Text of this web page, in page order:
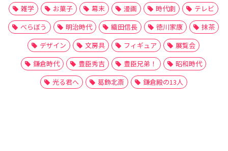
雑学
お菓子 幕末 漫画 時代劇
テレビ
べらぼう
明治時代 織田信長 徳川家康
抹茶
デザイン
文房具 フィギュア
展覧会
鎌倉時代
豊臣秀吉 豊臣兄弟！
昭和時代
光る君へ
葛飾北斎 鎌倉殿の13人